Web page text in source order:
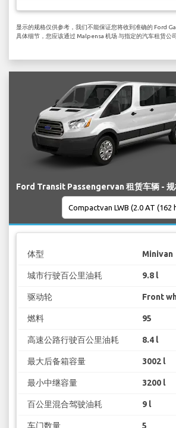
显示的规格仅供参考，我们不能保证您将收到准确的 Ford
具体细节，您应该通过 Malpensa 机场 与指定的汽车租赁公司
Ford Transit Passengervan 租赁车辆 -
体型 Minivan
城市行驶百公里油耗 9.8 l
驱动轮 Front
燃料 95
高速公路行驶百公里油耗 8.4 l
最大后备箱容量 3002 l
最小中继容量 3200 l
百公里混合驾驶油耗 9 l
车门数量 5